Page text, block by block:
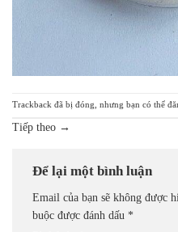
Trackback đã bị đóng, nhưng bạn có thể
Tiếp theo →
Để lại một bình luận
Email của bạn sẽ không được
buộc được đánh dấu *